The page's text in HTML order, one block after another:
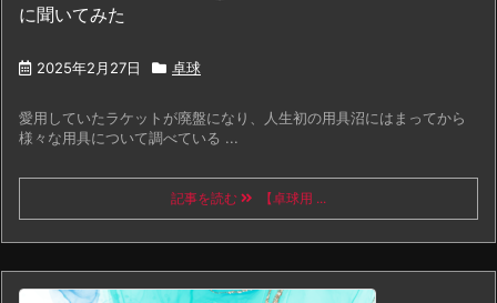
に聞いてみた
2025年2月27日 卓球
愛用していたラケットが廃盤になり、人生初の用具沼にはまってから
様々な用具について調べている ...
記事を読む 【卓球用 ...